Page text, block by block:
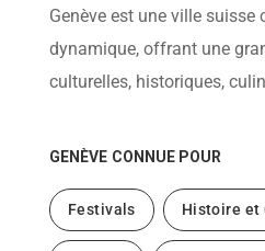
navigate
interact
Genève est une ville suisse
dynamique, offrant une
culturelles, historiques,
GENÈVE CONNUE POUR
Festivals Histoire et